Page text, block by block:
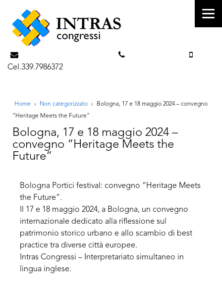
Cel.339.7986372
Home › Non categorizzato ›
Bologna, 17 e 18 maggio 2024 – convegno
“Heritage Meets the Future”
Bologna, 17 e 18 maggio 2024 –
convegno “Heritage Meets the
Future”
Bologna Portici festival: convegno “Heritage Meets
the Future”.
Il 17 e 18 maggio 2024, a Bologna, un convegno
internazionale dedicato alla riflessione sul
patrimonio storico urbano e allo scambio di best
practice tra diverse città europee.
Intras Congressi – Interpretariato simultaneo in
lingua inglese.